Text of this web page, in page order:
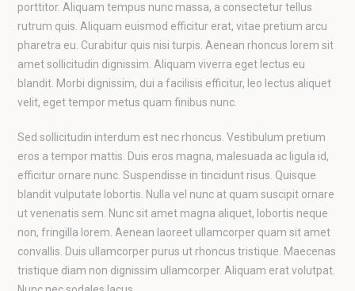
porttitor. Aliquam tempus nunc massa, a consectetur tellus
rutrum quis. Aliquam euismod efficitur erat, vitae pretium arcu
pharetra eu. Curabitur quis nisi turpis. Aenean rhoncus lorem sit
amet sollicitudin dignissim. Aliquam viverra eget lectus eu
blandit. Morbi dignissim, dui a facilisis efficitur, leo lectus aliquet
velit, eget tempor metus quam finibus nunc.
Sed sollicitudin interdum est nec rhoncus. Vestibulum pretium
eros a tempor mattis. Duis eros magna, malesuada ac ligula id,
efficitur ornare nunc. Suspendisse in tincidunt risus. Quisque
blandit vulputate lobortis. Nulla vel nunc at quam suscipit ornare
ut venenatis sem. Nunc sit amet magna aliquet, lobortis neque
non, fringilla lorem. Aenean laoreet ullamcorper quam sit amet
convallis. Duis ullamcorper purus ut rhoncus tristique. Maecenas
tristique diam non dignissim ullamcorper. Aliquam erat volutpat.